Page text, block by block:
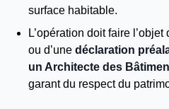
surface habitable.
L’opération doit faire l’objet
ou d’une déclaration
un Architecte des
garant du respect du